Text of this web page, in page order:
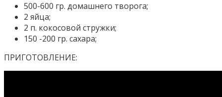
500-600 гр. домашнего творога;
2 яйца;
2 п. кокосовой стружки;
150 -200 гр. сахара;
ПРИГОТОВЛЕНИЕ: